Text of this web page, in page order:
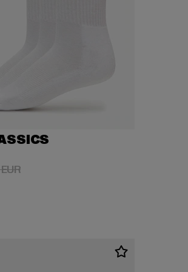
11,99 EUR
Aktionspreis: 14,99 EUR